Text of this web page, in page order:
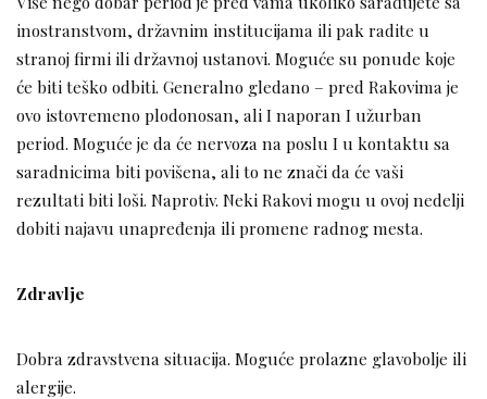
inostranstvom, državnim institucijama ili pak radite u
stranoj firmi ili državnoj ustanovi. Moguće su ponude koje
će biti teško odbiti. Generalno gledano – pred Rakovima je
ovo istovremeno plodonosan, ali I naporan I užurban
period. Moguće je da će nervoza na poslu I u kontaktu sa
saradnicima biti povišena, ali to ne znači da će vaši
rezultati biti loši. Naprotiv. Neki Rakovi mogu u ovoj nedelji
dobiti najavu unapređenja ili promene radnog mesta.
Zdravlje
Dobra zdravstvena situacija. Moguće prolazne glavobolje ili
alergije.